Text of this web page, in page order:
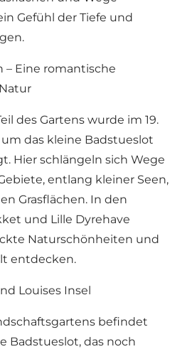
Gefühl der Tiefe und
– Eine romantische
des Gartens wurde im 19.
das kleine Badstueslot
Hier schlängeln sich Wege
entlang kleiner Seen,
Grasflächen. In den
und Lille Dyrehave
Naturschönheiten und
entdecken.
Louises Insel
befindet
Badstueslot, das noch